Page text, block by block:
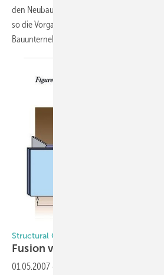
den Neubau einer Tankstelle inmitten der
so die Vorgabe an den Architekten. Das
Bauunternehmens: Ein puristischer
Structural Glazing mit Silikon
Fusion von Form und
01.05.2007 -